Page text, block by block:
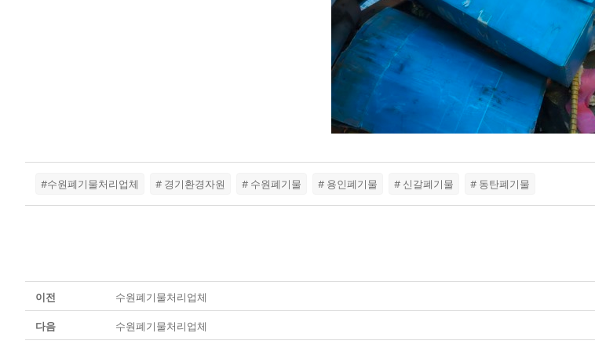
#수원폐기물처리업체 # 경기환경자원 # 수원폐기물 # 용인폐기물 # 신갈폐기물 # 동탄폐기물
이전 수원폐기물처리업체
다음 수원폐기물처리업체